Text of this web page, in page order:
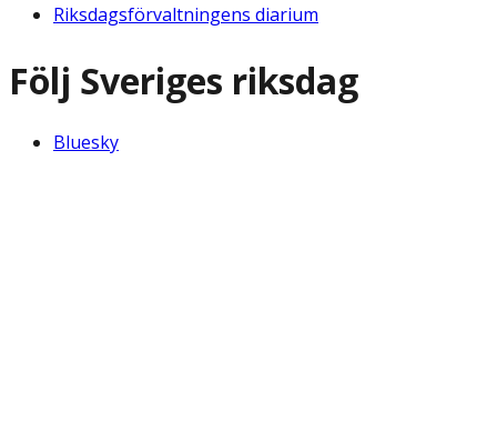
Riksdagsförvaltningens diarium
Följ Sveriges riksdag
Bluesky